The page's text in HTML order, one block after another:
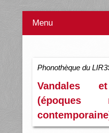
Menu
Phonothèque du
Vandales
(époques